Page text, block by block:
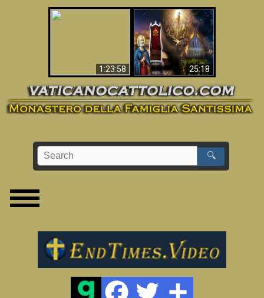
1:23:58 25:18
La Bibbia ha previsto
70 anni senza Papa?
🔍